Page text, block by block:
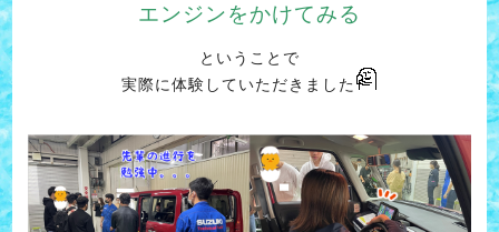
エンジンをかけてみる
ということで
実際に体験していただきました